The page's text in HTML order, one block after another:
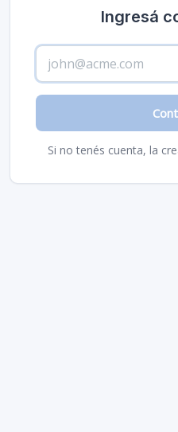
Ingresá
Si no tenés cuenta, la